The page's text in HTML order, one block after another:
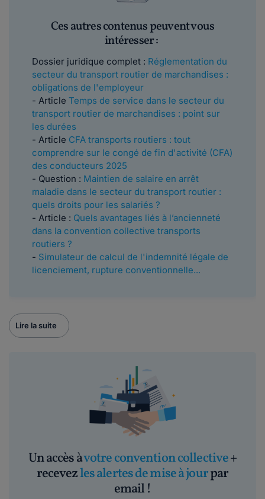
Ces autres contenus peuvent vous
intéresser :
Dossier juridique complet : Réglementation du
secteur du transport routier de marchandises :
obligations de l'employeur
- Article Temps de service dans le secteur du
transport routier de marchandises : point sur
les durées
- Article CFA transports routiers : tout
comprendre sur le congé de fin d'activité (CFA)
des conducteurs 2025
- Question : Maintien de salaire en arrêt
maladie dans le secteur du transport routier :
quels droits pour les salariés ?
- Article : Quels avantages liés à l’ancienneté
dans la convention collective transports
routiers ?
- Simulateur de calcul de l'indemnité légale de
licenciement, rupture conventionnelle...
Lire la suite
Un accès àvotre convention collective+
recevezles alertes de mise à jourpar
email !